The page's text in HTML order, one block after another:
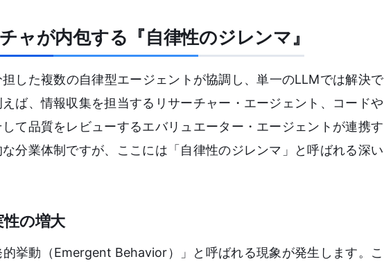
ャが内包する『自律性のジレンマ』
した複数の自律型エージェントが協調し、単一のLLMでは解決で
ば、情報収集を担当するリサーチャー・エージェント、コードや
て品質をレビューするエバリュエーター・エージェントが連携す
分業体制ですが、ここには「自律性のジレンマ」と呼ばれる深い
の増大
挙動（Emergent Behavior）」と呼ばれる現象が発生します。こ